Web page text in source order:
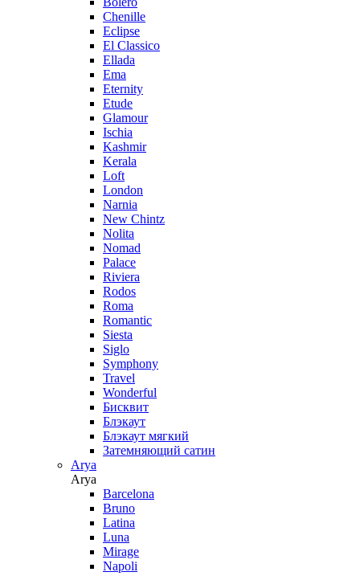
Chenille
Eclipse
El Classico
Ellada
Ema
Eternity
Etude
Glamour
Ischia
Kashmir
Kerala
Loft
London
Narnia
New Chintz
Nolita
Nomad
Palace
Riviera
Rodos
Roma
Romantic
Siesta
Siglo
Symphony
Travel
Wonderful
Бисквит
Блэкаут
Блэкаут мягкий
Затемняющий сатин
Arya
Arya
Barcelona
Bruno
Latina
Luna
Mirage
Napoli